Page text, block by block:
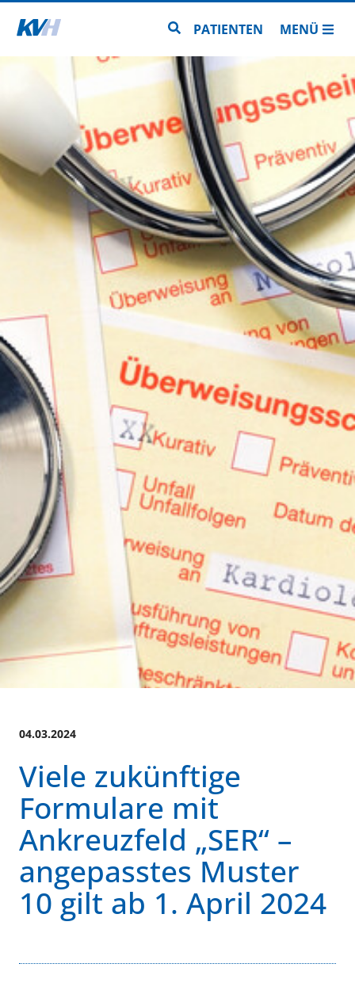
Zur Startseite Zur Seitensuche
PATIENTEN MENÜ
04.03.2024
Viele zukünftige
Formulare mit
Ankreuzfeld „SER“ –
angepasstes Muster
10 gilt ab 1. April 2024